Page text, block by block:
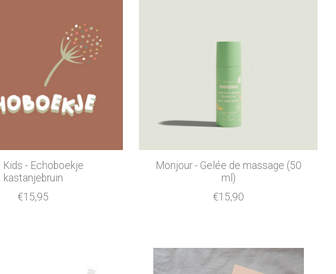
- Echoboekje
kastanjebruin
€15,95
Monjour - Gelée de massage (50
ml)
€15,90